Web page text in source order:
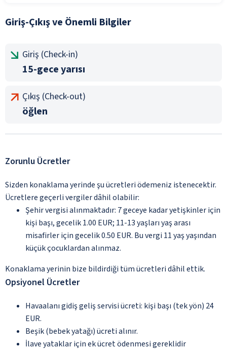
Giriş-Çıkış ve Önemli Bilgiler
Giriş (Check-in)
15-gece yarısı
Çıkış (Check-out)
öğlen
Zorunlu Ücretler
Sizden konaklama yerinde şu ücretleri ödemeniz istenecektir.
Ücretlere geçerli vergiler dâhil olabilir:
Şehir vergisi alınmaktadır: 7 geceye kadar yetişkinler için
kişi başı, gecelik 1.00 EUR; 11-13 yaşları yaş arası
misafirler için gecelik 0.50 EUR. Bu vergi 11 yaş yaşından
küçük çocuklardan alınmaz.
Konaklama yerinin bize bildirdiği tüm ücretleri dâhil ettik.
Opsiyonel Ücretler
Havaalanı gidiş geliş servisi ücreti: kişi başı (tek yön) 24
EUR.
Beşik (bebek yatağı) ücreti alınır.
İlave yataklar için ek ücret ödenmesi gereklidir